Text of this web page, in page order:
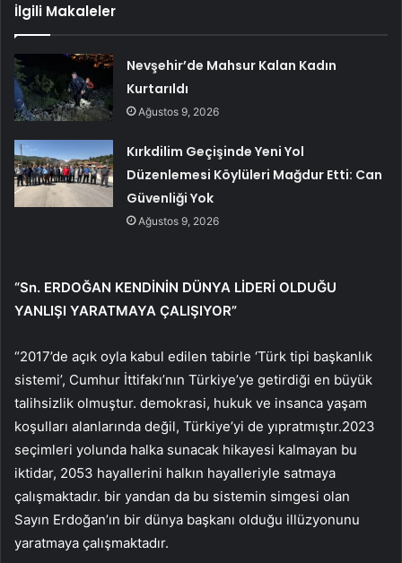
İlgili Makaleler
Nevşehir’de Mahsur Kalan Kadın
Kurtarıldı
Ağustos 9, 2026
Kırkdilim Geçişinde Yeni Yol
Düzenlemesi Köylüleri Mağdur Etti: Can
Güvenliği Yok
Ağustos 9, 2026
“Sn. ERDOĞAN KENDİNİN DÜNYA LİDERİ OLDUĞU
YANLIŞI YARATMAYA ÇALIŞIYOR”
“2017’de açık oyla kabul edilen tabirle ‘Türk tipi başkanlık
sistemi’, Cumhur İttifakı’nın Türkiye’ye getirdiği en büyük
talihsizlik olmuştur. demokrasi, hukuk ve insanca yaşam
koşulları alanlarında değil, Türkiye’yi de yıpratmıştır.2023
seçimleri yolunda halka sunacak hikayesi kalmayan bu
iktidar, 2053 hayallerini halkın hayalleriyle satmaya
çalışmaktadır. bir yandan da bu sistemin simgesi olan
Sayın Erdoğan’ın bir dünya başkanı olduğu illüzyonunu
yaratmaya çalışmaktadır.